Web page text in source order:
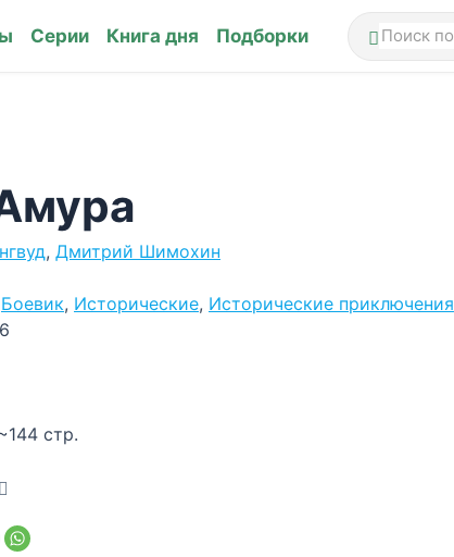
Серии Книга дня Подборки
, Дмитрий Шимохин
Боевик, Исторические, Исторические приключения
стр.